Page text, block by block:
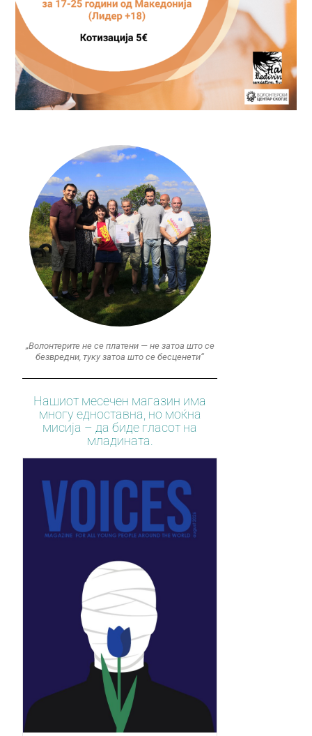
„Волонтерите не се платени — не затоа што се
безвредни, туку затоа што се бесценети“
Нашиот месечен магазин има
многу едноставна, но моќна
мисија – да биде гласот на
младината.